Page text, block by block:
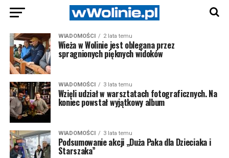
WIADOMOŚCI 2 lata temu
Wieża w Wolinie jest oblegana przez
spragnionych pięknych widoków
WIADOMOŚCI 3 lata temu
Wzięli udział w warsztatach fotograficznych. Na
koniec powstał wyjątkowy album
WIADOMOŚCI 3 lata temu
Podsumowanie akcji „Duża Paka dla Dzieciaka i
Starszaka”